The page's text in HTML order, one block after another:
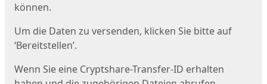
können.
Um die Daten zu versenden, klicken Sie bitte auf
‘Bereitstellen’.
Wenn Sie eine Cryptshare-Transfer-ID erhalten